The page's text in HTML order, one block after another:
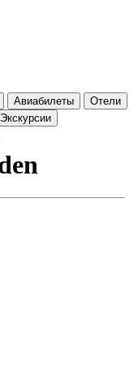
Авиабилеты
Отели
Экскурсии